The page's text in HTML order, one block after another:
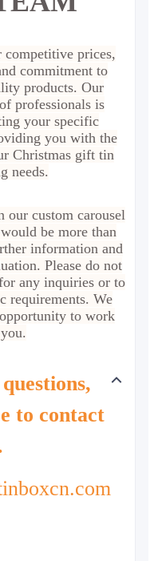
prices,
commitment to
products. Our
professionals is
your specific
you with the
Christmas gift tin
needs.
our custom carousel
be more than
information and
Please do not
any inquiries or to
requirements. We
to work
to contact